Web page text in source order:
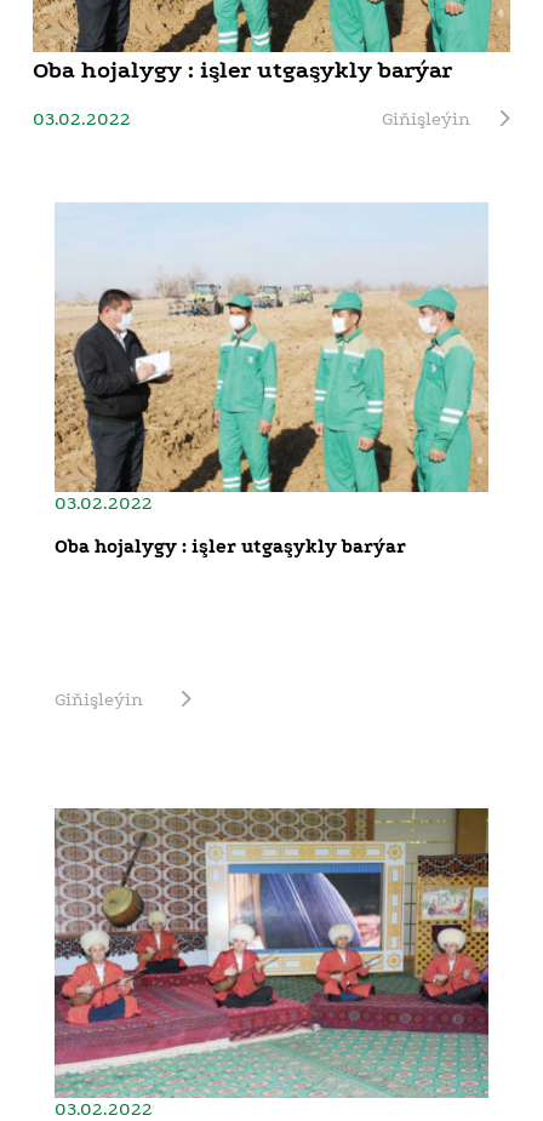
Oba hojalygy : işler utgaşykly barýar
03.02.2022 Giňişleýin
03.02.2022
Oba hojalygy : işler utgaşykly barýar
Giňişleýin
03.02.2022